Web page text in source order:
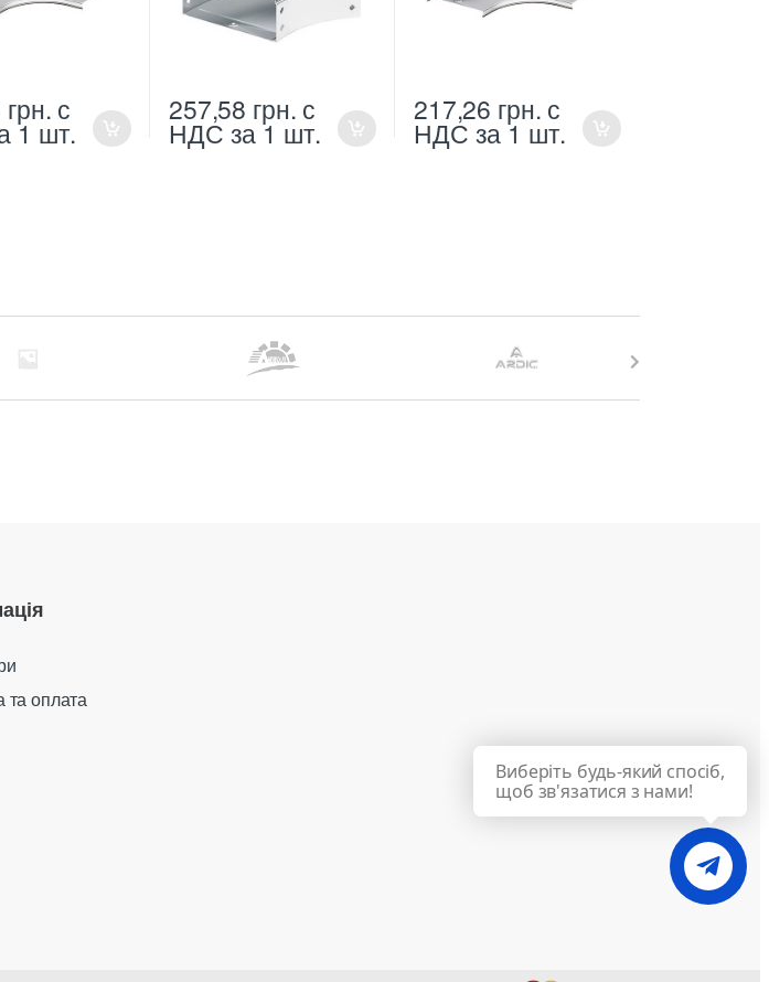
грн. с
1 шт.
257,58 грн. с
НДС за 1 шт.
217,26 грн. с
НДС за 1 шт.
та оплата
Виберіть будь-який спосіб,
щоб зв'язатися з нами!